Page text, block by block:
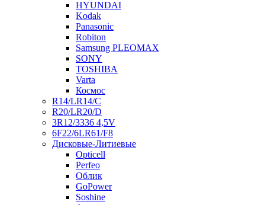
HYUNDAI
Kodak
Panasonic
Robiton
Samsung PLEOMAX
SONY
TOSHIBA
Varta
Космос
R14/LR14/C
R20/LR20/D
3R12/3336 4,5V
6F22/6LR61/F8
Дисковые-Литиевые
Opticell
Perfeo
Облик
GoPower
Soshine